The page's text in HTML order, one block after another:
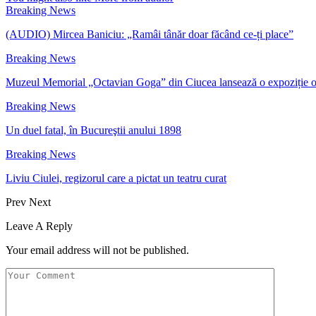
Breaking News
(AUDIO) Mircea Baniciu: „Ramâi tânăr doar făcând ce-ți place”
Breaking News
Muzeul Memorial „Octavian Goga” din Ciucea lansează o expoziție
Breaking News
Un duel fatal, în Bucureştii anului 1898
Breaking News
Liviu Ciulei, regizorul care a pictat un teatru curat
Prev Next
Leave A Reply
Your email address will not be published.